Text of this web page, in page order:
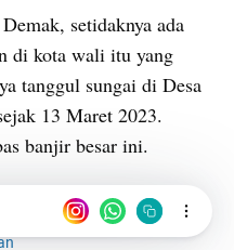
setidaknya ada
di kota wali itu yang
tanggul sungai di Desa
13 Maret 2023.
banjir besar ini.
Demak